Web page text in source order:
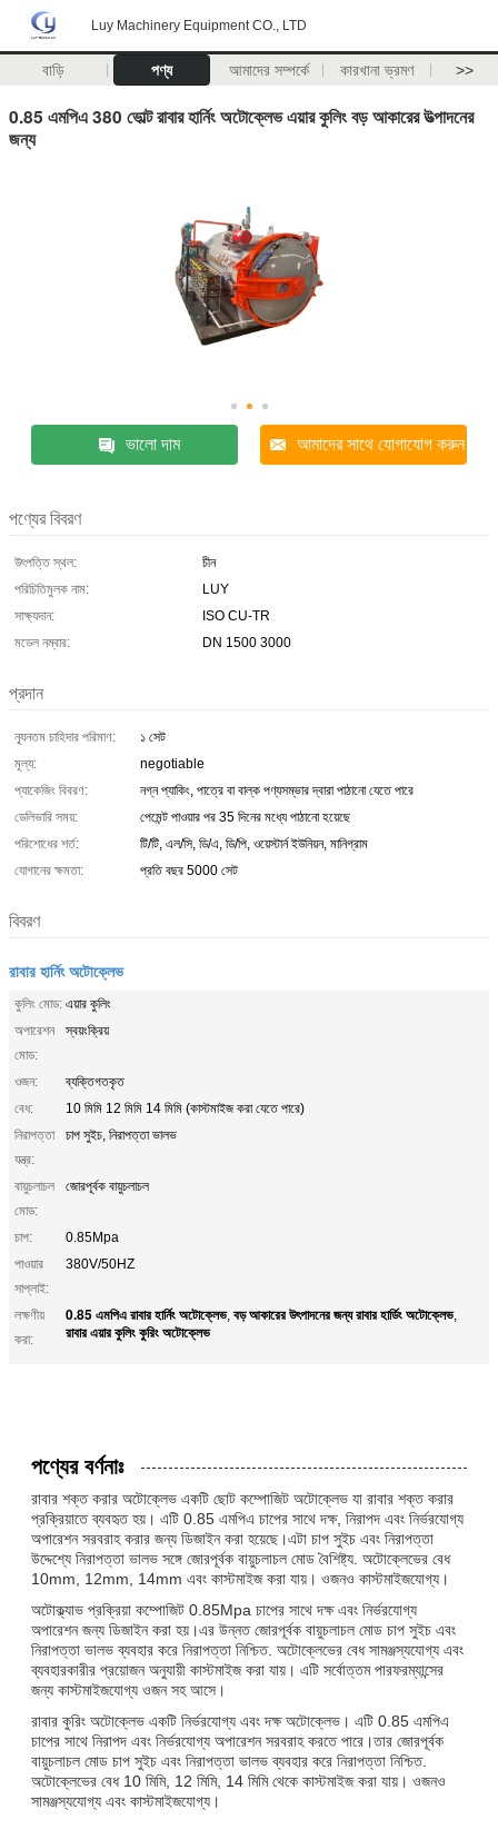
Luy Machinery Equipment CO., LTD
বাড়ি পণ্য আমাদের সম্পর্কে কারখানা ভ্রমণ >>
0.85 এমপিএ 380 ভোল্ট রাবার হার্নিং অটোক্লেভ এয়ার কুলিং বড় আকারের উত্পাদনের
জন্য
ভালো দাম আমাদের সাথে যোগাযোগ করুন
পণ্যের বিবরণ
উৎপত্তি স্থল:
চীন
পরিচিতিমুলক নাম:
LUY
সাক্ষ্যদান:
ISO CU-TR
মডেল নম্বার:
DN 1500 3000
প্রদান
ন্যূনতম চাহিদার পরিমাণ:
১ সেট
মূল্য:
negotiable
প্যাকেজিং বিবরণ:
নগ্ন প্যাকিং, পাত্রে বা বাল্ক পণ্যসম্ভার দ্বারা পাঠানো যেতে পারে
ডেলিভারি সময়:
পেমেন্ট পাওয়ার পর 35 দিনের মধ্যে পাঠানো হয়েছে
পরিশোধের শর্ত:
টি/টি, এল/সি, ডি/এ, ডি/পি, ওয়েস্টার্ন ইউনিয়ন, মানিগ্রাম
যোগানের ক্ষমতা:
প্রতি বছর 5000 সেট
বিবরণ
রাবার হার্নিং অটোক্লেভ
কুলিং মোড: এয়ার কুলিং
অপারেশন
মোড:
স্বয়ংক্রিয়
ওজন:
ব্যক্তিগতকৃত
বেধ:
10 মিমি 12 মিমি 14 মিমি (কাস্টমাইজ করা যেতে পারে)
নিরাপত্তা
যন্ত্র:
চাপ সুইচ, নিরাপত্তা ভালভ
বায়ুচলাচল
মোড:
জোরপূর্বক বায়ুচলাচল
চাপ:
0.85Mpa
পাওয়ার
সাপ্লাই:
380V/50HZ
লক্ষণীয়
করা:
0.85 এমপিএ রাবার হার্নিং অটোক্লেভ, বড় আকারের উৎপাদনের জন্য রাবার হার্ডিং অটোক্লেভ,
রাবার এয়ার কুলিং কুরিং অটোক্লেভ
পণ্যের বর্ণনাঃ
রাবার শক্ত করার অটোক্লেভ একটি ছোট কম্পোজিট অটোক্লেভ যা রাবার শক্ত করার
প্রক্রিয়াতে ব্যবহৃত হয়। এটি 0.85 এমপিএ চাপের সাথে দক্ষ, নিরাপদ এবং নির্ভরযোগ্য
অপারেশন সরবরাহ করার জন্য ডিজাইন করা হয়েছে।এটা চাপ সুইচ এবং নিরাপত্তা
উদ্দেশ্যে নিরাপত্তা ভালভ সঙ্গে জোরপূর্বক বায়ুচলাচল মোড বৈশিষ্ট্য. অটোক্লেভের বেধ
10mm, 12mm, 14mm এবং কাস্টমাইজ করা যায়। ওজনও কাস্টমাইজযোগ্য।
অটোক্ল্যাভ প্রক্রিয়া কম্পোজিট 0.85Mpa চাপের সাথে দক্ষ এবং নির্ভরযোগ্য
অপারেশন জন্য ডিজাইন করা হয়।এর উন্নত জোরপূর্বক বায়ুচলাচল মোড চাপ সুইচ এবং
নিরাপত্তা ভালভ ব্যবহার করে নিরাপত্তা নিশ্চিত. অটোক্লেভের বেধ সামঞ্জস্যযোগ্য এবং
ব্যবহারকারীর প্রয়োজন অনুযায়ী কাস্টমাইজ করা যায়। এটি সর্বোত্তম পারফরম্যান্সের
জন্য কাস্টমাইজযোগ্য ওজন সহ আসে।
রাবার কুরিং অটোক্লেভ একটি নির্ভরযোগ্য এবং দক্ষ অটোক্লেভ। এটি 0.85 এমপিএ
চাপের সাথে নিরাপদ এবং নির্ভরযোগ্য অপারেশন সরবরাহ করতে পারে।তার জোরপূর্বক
বায়ুচলাচল মোড চাপ সুইচ এবং নিরাপত্তা ভালভ ব্যবহার করে নিরাপত্তা নিশ্চিত.
অটোক্লেভের বেধ 10 মিমি, 12 মিমি, 14 মিমি থেকে কাস্টমাইজ করা যায়। ওজনও
সামঞ্জস্যযোগ্য এবং কাস্টমাইজযোগ্য।